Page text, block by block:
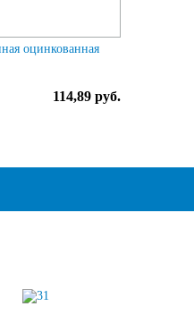
оцинкованная
114,89 руб.